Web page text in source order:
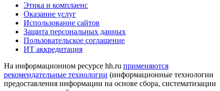
Этика и комплаенс
Оказание услуг
Использование сайтов
Защита персональных данных
Пользовательское соглашение
ИТ аккредитация
На информационном ресурсе hh.ru применяются
рекомендательные технологии (информационные технологии
предоставления информации на основе сбора, систематизации